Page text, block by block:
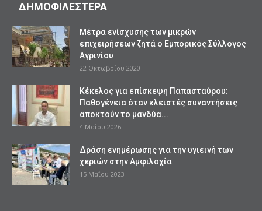
ΔΗΜΟΦΙΛΕΣΤΕΡΑ
Mέτρα ενίσχυσης των μικρών
επιχειρήσεων ζητά ο Εμπορικός Σύλλογος
Αγρινίου
22 Οκτωβρίου 2020
Κέκελος για επίσκεψη Παπασταύρου:
Παθογένεια όταν κλειστές συναντήσεις
αποκτούν το μανδύα...
4 Μαΐου 2026
Δράση ενημέρωσης για την υγιεινή των
χεριών στην Αμφιλοχία
15 Μαΐου 2023